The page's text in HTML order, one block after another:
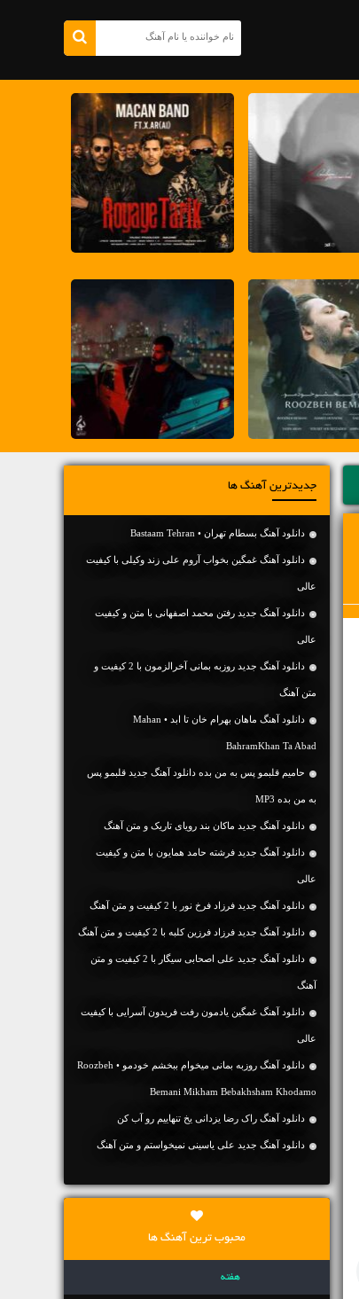
جدیدترین آهنگ ها
دانلود آهنگ بسطام تهران • Bastaam Tehran
دانلود آهنگ غمگین بخواب آروم علی زند وکیلی با کیفیت
عالی
دانلود آهنگ جديد رفتن محمد اصفهانی با متن و کیفیت
عالی
دانلود آهنگ جديد روزبه بمانی آخرالزمون با 2 کیفیت و
متن آهنگ
دانلود آهنگ ماهان بهرام خان تا ابد • Mahan
BahramKhan Ta Abad
حامیم قلبمو پس به من بده دانلود آهنگ جدید قلبمو پس
به من بده MP3
دانلود آهنگ جديد ماکان بند رویای تاریک و متن آهنگ
دانلود آهنگ جديد فرشته حامد همایون با متن و کیفیت
عالی
دانلود آهنگ جديد فرزاد فرخ نور با 2 کیفیت و متن آهنگ
دانلود آهنگ جديد فرزاد فرزین کلبه با 2 کیفیت و متن آهنگ
دانلود آهنگ جديد علی اصحابی سیگار با 2 کیفیت و متن
آهنگ
دانلود آهنگ غمگین یادمون رفت فریدون آسرایی با کیفیت
عالی
دانلود آهنگ روزبه بمانی میخوام ببخشم خودمو • Roozbeh
Bemani Mikham Bebakhsham Khodamo
دانلود آهنگ راک رضا یزدانی یخ تنهاییم رو آب کن
دانلود آهنگ جديد علی یاسینی نمیخواستم و متن آهنگ
محبوب ترین آهنگ ها
هفته